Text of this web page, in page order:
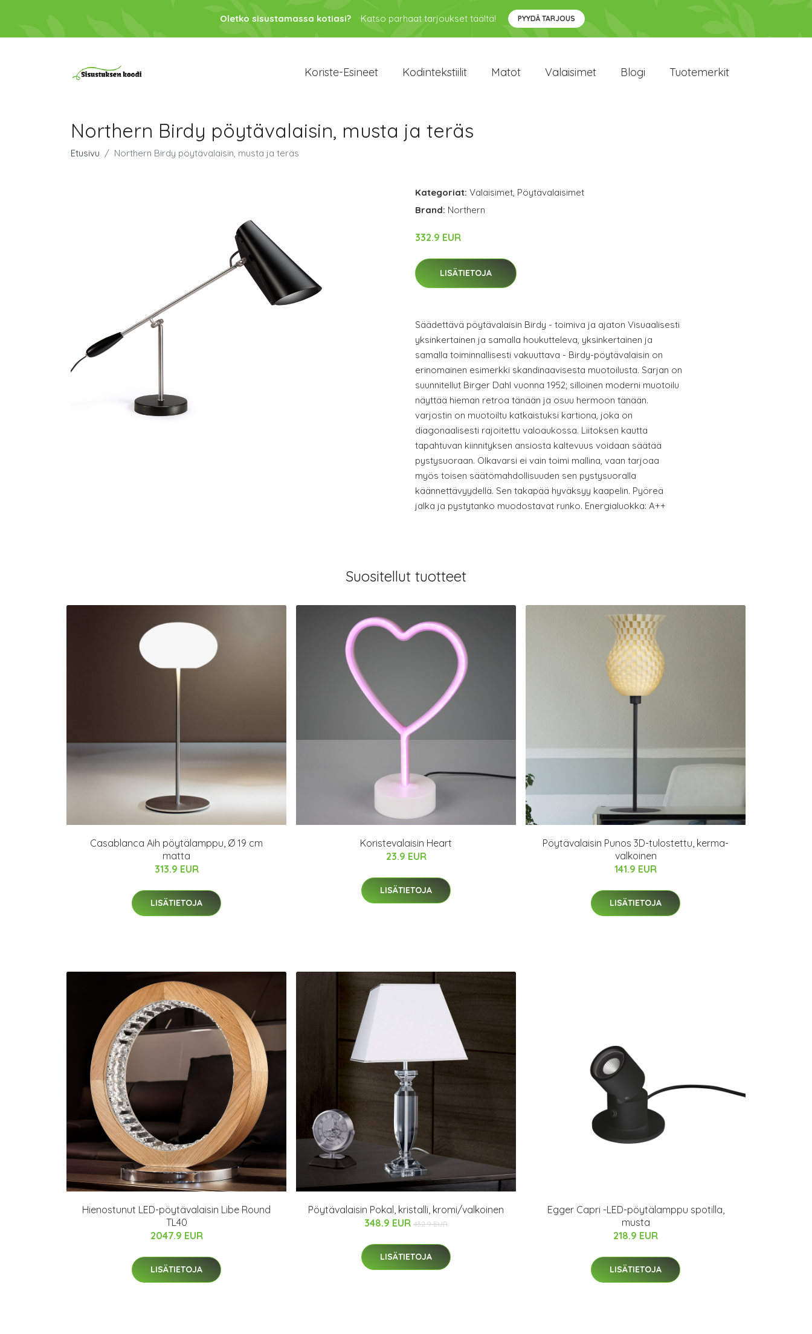
Oletko sisustamassa kotiasi? Katso parhaat tarjoukset täältä! PYYDÄ TARJOUS
Koriste-Esineet Kodintekstiilit Matot Valaisimet Blogi Tuotemerkit
Northern Birdy pöytävalaisin, musta ja teräs
Etusivu Northern Birdy pöytävalaisin, musta ja teräs
Kategoriat: Valaisimet, Pöytävalaisimet
Brand: Northern
332.9 EUR
LISÄTIETOJA
Säädettävä pöytävalaisin Birdy - toimiva ja ajaton Visuaalisesti
yksinkertainen ja samalla houkutteleva, yksinkertainen ja
samalla toiminnallisesti vakuuttava - Birdy-pöytävalaisin on
erinomainen esimerkki skandinaavisesta muotoilusta. Sarjan on
suunnitellut Birger Dahl vuonna 1952; silloinen moderni muotoilu
näyttää hieman retroa tänään ja osuu hermoon tänään.
varjostin on muotoiltu katkaistuksi kartiona, joka on
diagonaalisesti rajoitettu valoaukossa. Liitoksen kautta
tapahtuvan kiinnityksen ansiosta kaltevuus voidaan säätää
pystysuoraan. Olkavarsi ei vain toimi mallina, vaan tarjoaa
myös toisen säätömahdollisuuden sen pystysuoralla
käännettävyydellä. Sen takapää hyväksyy kaapelin. Pyöreä
jalka ja pystytanko muodostavat runko. Energialuokka: A++
Suositellut tuotteet
Casablanca Aih pöytälamppu, Ø 19 cm
matta
313.9 EUR
LISÄTIETOJA
Koristevalaisin Heart
23.9 EUR
LISÄTIETOJA
Pöytävalaisin Punos 3D-tulostettu, kerma-
valkoinen
141.9 EUR
LISÄTIETOJA
Hienostunut LED-pöytävalaisin Libe Round
TL40
2047.9 EUR
LISÄTIETOJA
Pöytävalaisin Pokal, kristalli, kromi/valkoinen
348.9 EUR 432.9 EUR
LISÄTIETOJA
Egger Capri -LED-pöytälamppu spotilla,
musta
218.9 EUR
LISÄTIETOJA